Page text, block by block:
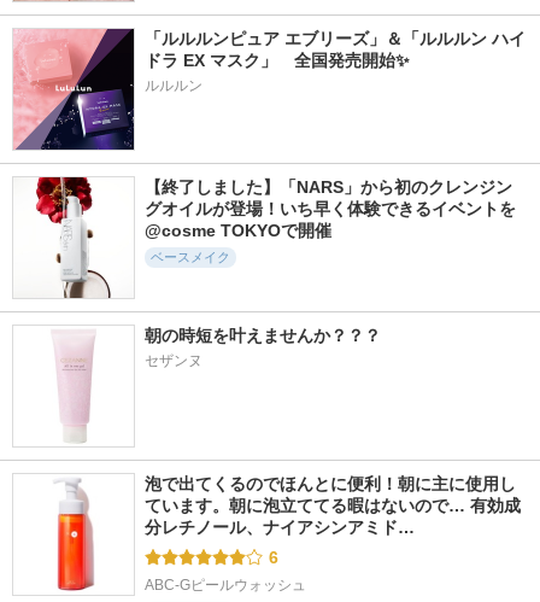
5.6
776件
グロウフィットセラ
ムカバークッション
d'Alba(ダルバ)
ンス 24 ルミナス コ
ンシーラー
M・A・C
ム ラディアンス プ
ライマー
ミノンUVマイルド
ミノン
HERA
「ルルルンピュア エブリーズ」＆「ルルルン ハイ
ドラ EX マスク」　全国発売開始✨
ルルルン
【終了しました】「NARS」から初のクレンジン
グオイルが登場！いち早く体験できるイベントを
@cosme TOKYOで開催
ベースメイク
朝の時短を叶えませんか？？？
セザンヌ
泡で出てくるのでほんとに便利！朝に主に使用し
ています。朝に泡立ててる暇はないので… 有効成
分レチノール、ナイアシンアミド…
6
ABC-Gピールウォッシュ